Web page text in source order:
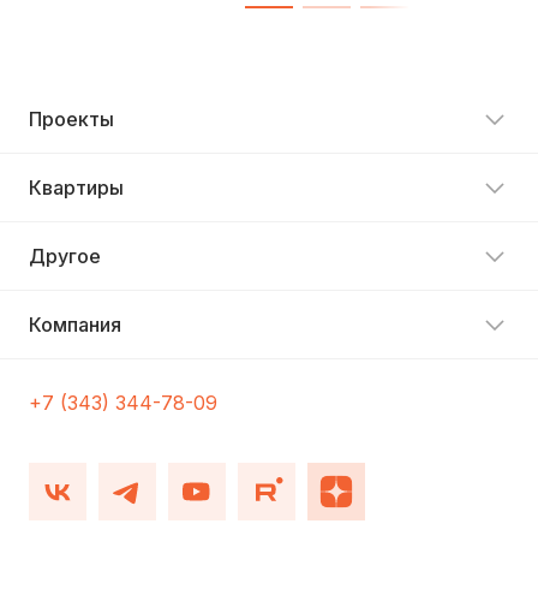
Проекты
Квартиры
Другое
Компания
+7 (343) 344-78-09